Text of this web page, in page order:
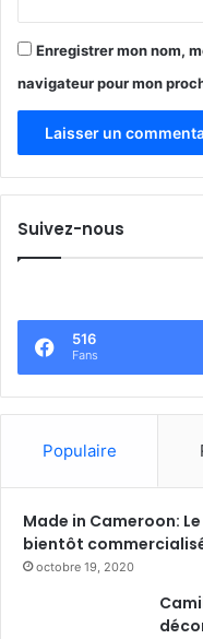
e
l
g
i
n
e
d
a
t
o
r
d
a
i
k
t
Enregistrer mon nom,
navigateur pour mon
Suivez-nous
516
Fans
Populaire
Made in Cameroon:
bientôt
octobre 19, 2020